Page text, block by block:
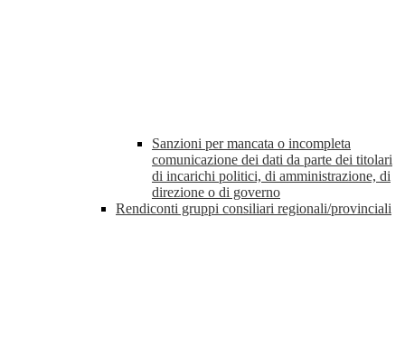
Sanzioni per mancata o incompleta
comunicazione dei dati da parte dei titolari
di incarichi politici, di amministrazione, di
direzione o di governo
Rendiconti gruppi consiliari regionali/provinciali